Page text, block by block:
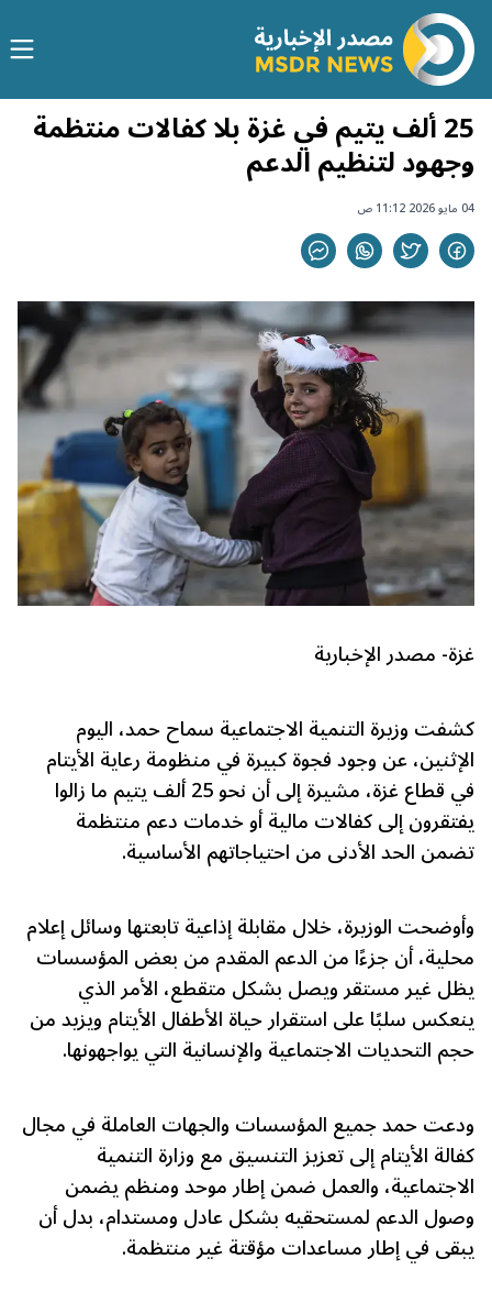
25 ألف يتيم في غزة بلا كفالات منتظمة
وجهود لتنظيم الدعم
04 مايو 2026 11:12 ص
غزة- مصدر الإخبارية
كشفت وزيرة التنمية الاجتماعية سماح حمد، اليوم
الإثنين، عن وجود فجوة كبيرة في منظومة رعاية الأيتام
في قطاع غزة، مشيرة إلى أن نحو 25 ألف يتيم ما زالوا
يفتقرون إلى كفالات مالية أو خدمات دعم منتظمة
تضمن الحد الأدنى من احتياجاتهم الأساسية.
وأوضحت الوزيرة، خلال مقابلة إذاعية تابعتها وسائل إعلام
محلية، أن جزءًا من الدعم المقدم من بعض المؤسسات
يظل غير مستقر ويصل بشكل متقطع، الأمر الذي
ينعكس سلبًا على استقرار حياة الأطفال الأيتام ويزيد من
حجم التحديات الاجتماعية والإنسانية التي يواجهونها.
ودعت حمد جميع المؤسسات والجهات العاملة في مجال
كفالة الأيتام إلى تعزيز التنسيق مع وزارة التنمية
الاجتماعية، والعمل ضمن إطار موحد ومنظم يضمن
وصول الدعم لمستحقيه بشكل عادل ومستدام، بدل أن
يبقى في إطار مساعدات مؤقتة غير منتظمة.